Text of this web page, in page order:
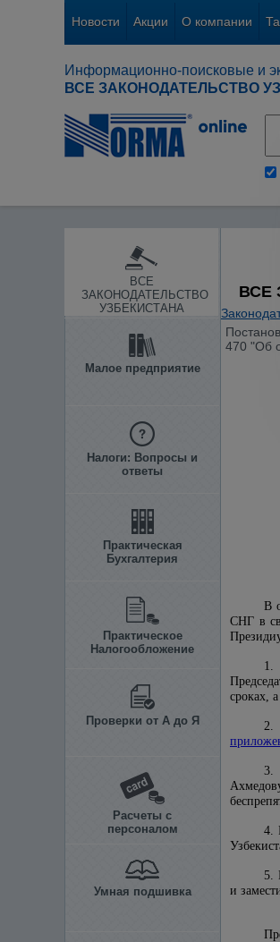
Новости Акции О компании
Информационно-поисковые и
ВСЕ ЗАКОНОДАТЕЛЬСТВО
ВСЕ
ЗАКОНОДАТЕЛЬСТВО
УЗБЕКИСТАНА
Малое предприятие
Налоги: Вопросы и
ответы
Практическая
Бухгалтерия
Практическое
Налогообложение
Проверки от А до Я
Расчеты с
персоналом
Умная подшивка
ВСЕ
470 "Об
В
СНГ в
1.
сроках,
2.
3.
4.
5.
и